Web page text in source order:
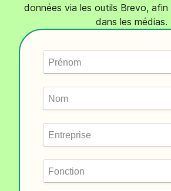
données via les outils Brevo, afin
dans les médias.